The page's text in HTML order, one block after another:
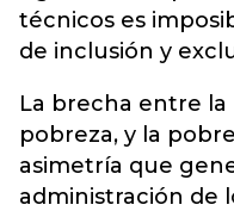
técnicos es
de inclusión y
La brecha entre
pobreza, y la
asimetría que
administración de